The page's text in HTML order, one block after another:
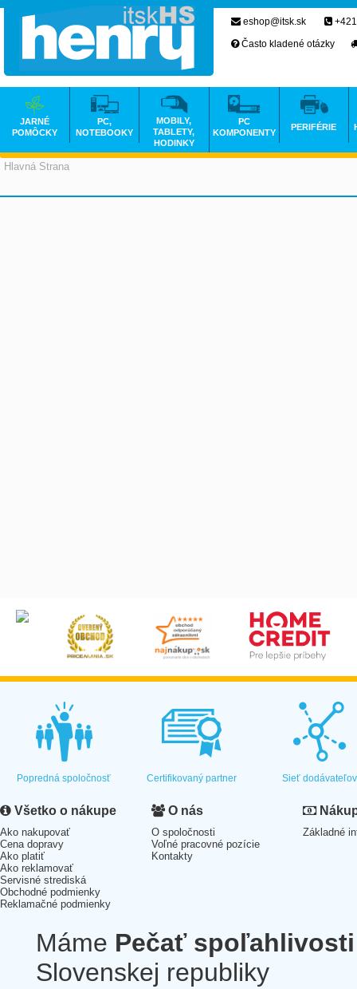
Hlavná Strana
eshop@itsk.sk
Často kladené otázky
JARNÉ
POMÔCKY
PC,
NOTEBOOKY
MOBILY,
TABLETY,
HODINKY
PC
KOMPONENTY
PERIFÉRIE
Popredná spoločnosť Certifikovaný partner Sieť dodávateľov
Všetko o nákupe
Ako nakupovať
Cena dopravy
Ako platiť
Ako reklamovať
Servisné strediská
Obchodné podmienky
Reklamačné podmienky
O nás
O spoločnosti
Voľné pracovné pozície
Kontakty
Základné
Máme Pečať spoľahlivosti
Slovenskej republiky